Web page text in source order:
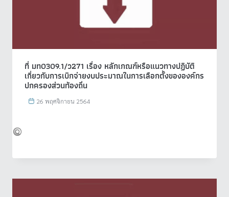
ที่ มท0309.1/ว271 เรื่อง หลักเกณฑ์หรือแนวทางปฏิบัติ
เกี่ยวกับการเบิกจ่ายงบประมาณในการเลือกตั้งขององค์กร
ปกครองส่วนท้องถิ่น
26 พฤศจิกายน 2564